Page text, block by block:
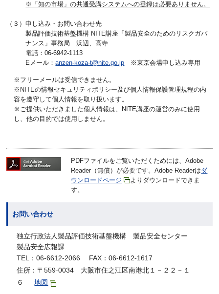
※「知の市場」の共通受講システムへの登録は必要ありません。
（３）申し込み・お問い合わせ先
製品評価技術基盤機構 NITE講座「製品安全のためのリスクガバ
ナンス」事務局 浜辺、高寺
電話：06-6942-1113
Eメール：anzen-koza-t@nite.go.jp ※東京会場申し込み専用
※フリーメールは受信できません。
※NITEの情報セキュリティポリシー及び個人情報保護管理規程の内
容を遵守して個人情報を取り扱います。
※ご提供いただきました個人情報は、NITE講座の運営のみに使用
し、他の目的では使用しません。
PDFファイルをご覧いただくためには、Adobe
Reader（無償）が必要です。Adobe Readerはダ
ウンロードページ
よりダウンロードできま
す。
お問い合わせ
独立行政法人製品評価技術基盤機構 製品安全センター
製品安全広報課
TEL：06-6612-2066 FAX：06-6612-1617
住所：〒559-0034 大阪市住之江区南港北１－２２－１
６
地図